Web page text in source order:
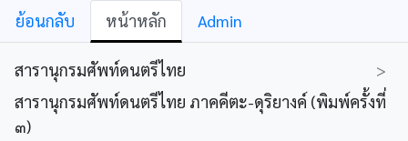
ย้อนกลับ หน้าหลัก Admin
สารานุกรมศัพท์ดนตรีไทย
>
สารานุกรมศัพท์ดนตรีไทย ภาคคีตะ-ดุริยางค์ (พิมพ์ครั้งที่
๓)